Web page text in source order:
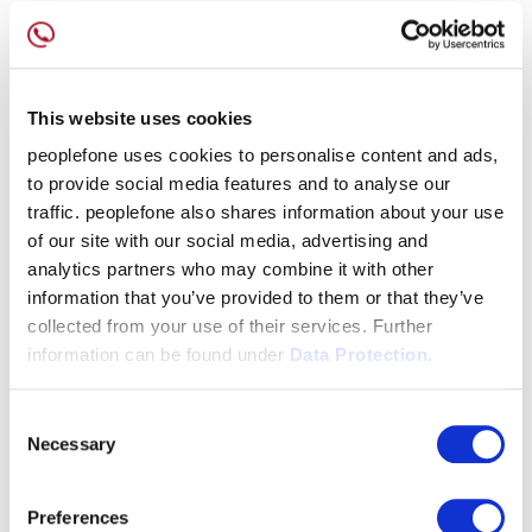
This website uses cookies
peoplefone uses cookies to personalise content and ads,
to provide social media features and to analyse our
traffic. peoplefone also shares information about your use
of our site with our social media, advertising and
analytics partners who may combine it with other
information that you’ve provided to them or that they’ve
collected from your use of their services. Further
information can be found under Data Protection.
Selection
Necessary
Preferences
5.3. En cas de modification des barèmes de l’impôt et
des taxes (TVA), PEOPLEFONE est autorisé a adapter
n’ont aucun droit de résiliation anticipée.
6. Facturation et conditions de paiement
6.1. Les prix en vigueur à payer peuvent être consultés
en permanence sous www.peoplefone.ch . Les prix
peuvent être modifiés par PEOPLEFONE en tout temps.
6.2. Le client s’engage à payer d’avance les prix en
vigueur conformément aux modalités de paiement